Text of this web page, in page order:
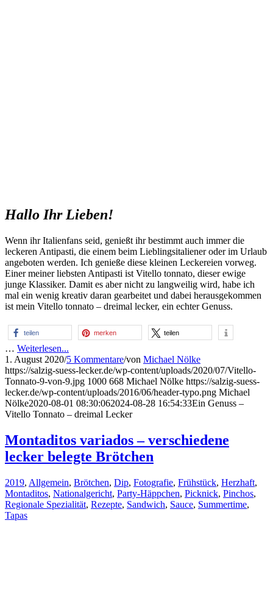
Hallo Ihr Lieben!
Wenn ihr Italienfans seid, genießt ihr bestimmt auch immer die
leckeren Antipasti, die einem beim Lieblingsitaliener oder im Urlaub
angeboten werden. Ich genieße diese kleinen Leckereien vorweg.
Einer meiner liebsten Antipasti ist Vitello tonnato, dieser ewige
junge Klassiker. Damit es aber nicht zu langweilig wird, habe ich
mal ein wenig kreativ daran gearbeitet und dabei herausgekommen
ist mein Vitello tonnato – dreimal lecker, ein echter Genuss.
teilen merken teilen
… Weiterlesen...
1. August 2020/5 Kommentare/von Michael Nölke
https://salzig-suess-lecker.de/wp-content/uploads/2020/07/Vitello-
Tonnato-9-von-9.jpg 1000 668 Michael Nölke https://salzig-suess-
lecker.de/wp-content/uploads/2016/06/header-typo.png Michael
Nölke2020-08-01 08:30:062024-08-28 16:54:33Ein Genuss –
Vitello Tonnato – dreimal Lecker
Montaditos variados – verschiedene
lecker belegte Brötchen
2019, Allgemein, Brötchen, Dip, Fotografie, Frühstück, Herzhaft,
Montaditos, Nationalgericht, Party-Häppchen, Picknick, Pinchos,
Regionale Spezialität, Rezepte, Sandwich, Sauce, Summertime,
Tapas